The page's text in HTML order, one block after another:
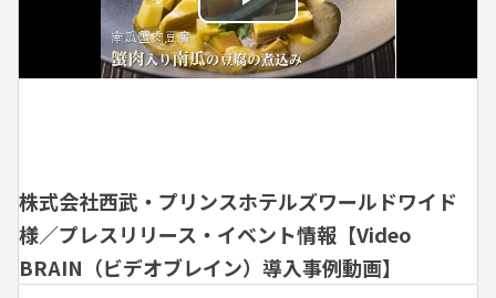
株式会社西武・プリンスホテルズワールドワイド
様／プレスリリース・イベント情報【Video
BRAIN（ビデオブレイン）導入事例動画】